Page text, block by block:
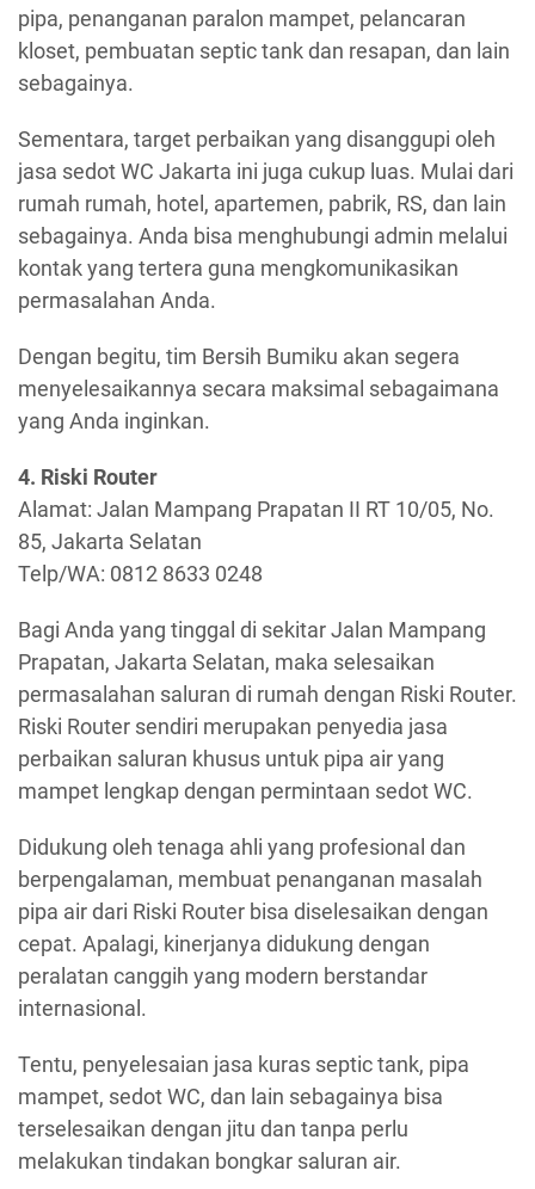
pipa, penanganan paralon mampet, pelancaran
kloset, pembuatan septic tank dan resapan, dan lain
sebagainya.
Sementara, target perbaikan yang disanggupi oleh
jasa sedot WC Jakarta ini juga cukup luas. Mulai dari
rumah rumah, hotel, apartemen, pabrik, RS, dan lain
sebagainya. Anda bisa menghubungi admin melalui
kontak yang tertera guna mengkomunikasikan
permasalahan Anda.
Dengan begitu, tim Bersih Bumiku akan segera
menyelesaikannya secara maksimal sebagaimana
yang Anda inginkan.
4. Riski Router
Alamat: Jalan Mampang Prapatan II RT 10/05, No.
85, Jakarta Selatan
Telp/WA: 0812 8633 0248
Bagi Anda yang tinggal di sekitar Jalan Mampang
Prapatan, Jakarta Selatan, maka selesaikan
permasalahan saluran di rumah dengan Riski Router.
Riski Router sendiri merupakan penyedia jasa
perbaikan saluran khusus untuk pipa air yang
mampet lengkap dengan permintaan sedot WC.
Didukung oleh tenaga ahli yang profesional dan
berpengalaman, membuat penanganan masalah
pipa air dari Riski Router bisa diselesaikan dengan
cepat. Apalagi, kinerjanya didukung dengan
peralatan canggih yang modern berstandar
internasional.
Tentu, penyelesaian jasa kuras septic tank, pipa
mampet, sedot WC, dan lain sebagainya bisa
terselesaikan dengan jitu dan tanpa perlu
melakukan tindakan bongkar saluran air.